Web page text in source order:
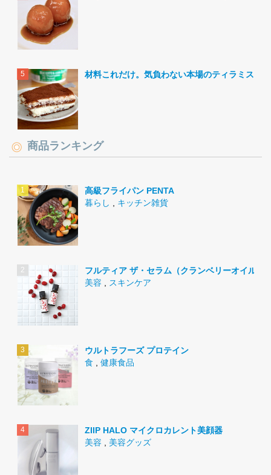
材料これだけ。気負わない本場のティラミス。
商品ランキング
高級フライパン PENTA
暮らし
キッチン雑貨
フルティア ザ・セラム（クランベリーオイル）
美容
スキンケア
ウルトラフーズ プロテイン
食
健康食品
ZIIP HALO マイクロカレント美顔器
美容
美容グッズ